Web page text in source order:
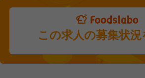
この求人の募集状況